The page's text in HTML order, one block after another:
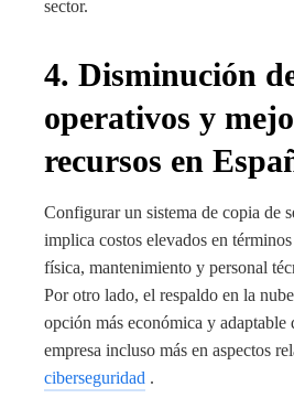
sector.
4. Disminución
operativos y
recursos en
Configurar un sistema de copia de
implica costos elevados en
física, mantenimiento y personal
Por otro lado, el respaldo en la
opción más económica y adaptable
empresa incluso más en aspectos
ciberseguridad .